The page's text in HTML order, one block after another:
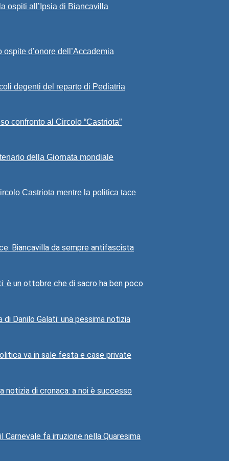
ospiti all’Ipsia di Biancavilla
d’onore dell’Accademia
degenti del reparto di Pediatria
confronto al Circolo “Castriota”
della Giornata mondiale
Castriota mentre la politica tace
Biancavilla da sempre antifascista
è un ottobre che di sacro ha ben poco
di Danilo Galati: una pessima notizia
va in sale festa e case private
notizia di cronaca: a noi è successo
fa irruzione nella Quaresima